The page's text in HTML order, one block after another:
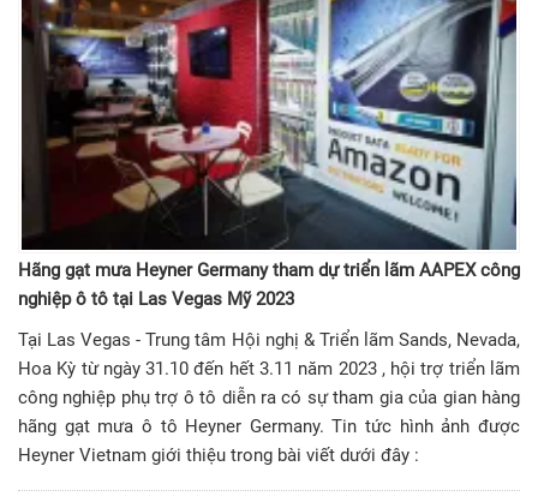
Hãng gạt mưa Heyner Germany tham dự triển lãm AAPEX công
nghiệp ô tô tại Las Vegas Mỹ 2023
Tại Las Vegas - Trung tâm Hội nghị & Triển lãm Sands, Nevada,
Hoa Kỳ từ ngày 31.10 đến hết 3.11 năm 2023 , hội trợ triển lãm
công nghiệp phụ trợ ô tô diễn ra có sự tham gia của gian hàng
hãng gạt mưa ô tô Heyner Germany. Tin tức hình ảnh được
Heyner Vietnam giới thiệu trong bài viết dưới đây :